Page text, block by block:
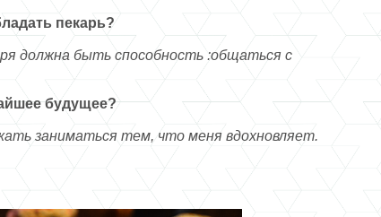
пекарь?
должна быть способность :общаться с
будущее?
заниматься тем, что меня вдохновляет.